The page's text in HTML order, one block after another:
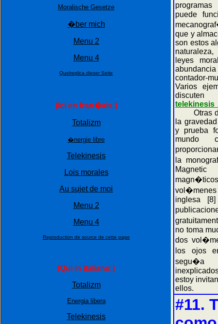
Moralische Gesetze
�ber mich
Menu 2
Menu 4
Quelreplica dieser Seite
(Ici en fran�ais:)
Totalizm
�nergie libre
Telekinesis
Lois morales
Au sujet de moi
Menu 2
Menu 4
Reproduction de source de cette page
(Qui in italiano:)
Totalizm
Energia libera
Telekinesis
puede
que y
son estos
leyes
contador-
Varios
Otras
la
y prueba
mundo
la
inglesa
no toma
dos
los ojos
segu�a
estoy
ellos.
#11.